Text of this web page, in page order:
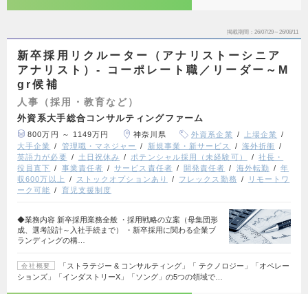
掲載期間 26/07/29～26/08/11
新卒採用リクルーター（アナリストーシニア
アナリスト）- コーポレート職／リーダー～M
gr候補
人事（採用・教育など）
外資系大手総合コンサルティングファーム
800万円 ～ 1149万円 神奈川県 外資系企業
上場企業
大手企業
管理職・マネジャー 新規事業・新サービス
海外折衝
英語力が必要
土日祝休み ポテンシャル採用（未経験可）
社長・
役員直下
事業責任者 サービス責任者 開発責任者 海外転勤
年
収600万以上
ストックオプションあり フレックス勤務
リモートワ
ーク可能
育児支援制度
◆業務内容 新卒採用業務全般 ・採用戦略の立案（母集団形
成、選考設計～入社手続まで） ・新卒採用に関わる企業ブ
ランディングの構…
会社概要
「ストラテジー & コンサルティング」「 テクノロジー」「オペレー
ションズ」「インダストリーX」「ソング」の5つの領域で…